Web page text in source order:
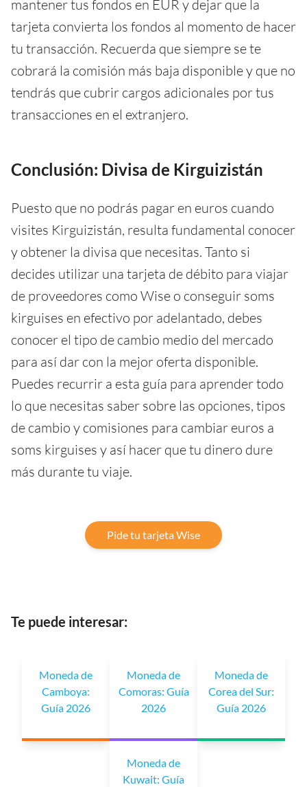
mantener tus fondos en EUR y dejar que la
tarjeta convierta los fondos al momento de hacer
tu transacción. Recuerda que siempre se te
cobrará la comisión más baja disponible y que no
tendrás que cubrir cargos adicionales por tus
transacciones en el extranjero.
Conclusión: Divisa de Kirguizistán
Puesto que no podrás pagar en euros cuando
visites Kirguizistán, resulta fundamental conocer
y obtener la divisa que necesitas. Tanto si
decides utilizar una tarjeta de débito para viajar
de proveedores como Wise o conseguir soms
kirguises en efectivo por adelantado, debes
conocer el tipo de cambio medio del mercado
para así dar con la mejor oferta disponible.
Puedes recurrir a esta guía para aprender todo
lo que necesitas saber sobre las opciones, tipos
de cambio y comisiones para cambiar euros a
soms kirguises y así hacer que tu dinero dure
más durante tu viaje.
Pide tu tarjeta Wise
Te puede interesar:
Moneda de
Camboya:
Guía 2026
Moneda de
Comoras: Guía
2026
Moneda de
Corea del Sur:
Guía 2026
Moneda de
Kuwait: Guía